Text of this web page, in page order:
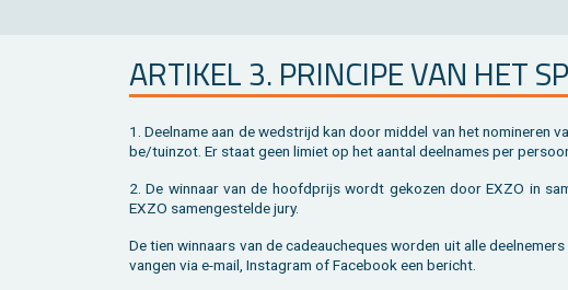
AR­TI­KEL 3. PRIN­CI­PE VAN HET
1. Deel­na­me aan de wed­strijd kan door mid­del van het no­mi­ne­ren
be/​tuinzot. Er staat geen li­miet op het aan­tal deel­na­mes per
2. De win­naar van de hoofd­prijs wordt ge­ko­zen door EXZO in
EXZO sa­men­ge­stel­de jury.
De tien win­naars van de ca­deau­che­ques wor­den uit alle
van­gen via e-mail, In­st­agram of Fa­cebook een be­richt.